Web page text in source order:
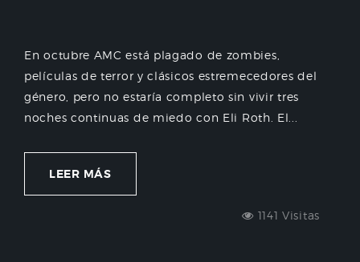
En octubre AMC está plagado de zombies,
películas de terror y clásicos estremecedores del
género, pero no estaría completo sin vivir tres
noches continuas de miedo con Eli Roth. El...
LEER MÁS
1141 Visitas